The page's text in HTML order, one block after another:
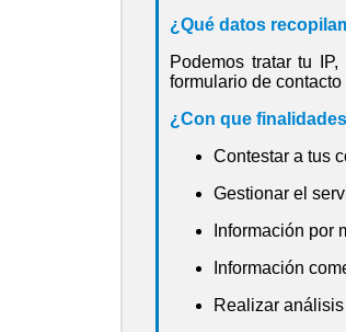
¿Qué datos
Podemos tratar tu
formulario de
¿Con que
Contestar a tus
Gestionar el
Información por
Información
Realizar